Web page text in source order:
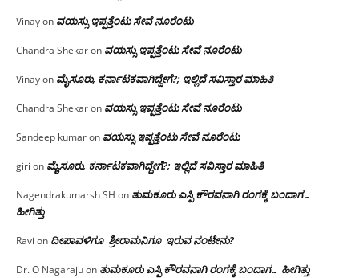
Vinayon ವಯಸ್ಸು ಇಪ್ಪತ್ತೆಂಟು ಸೇವೆ ನೂರೆಂಟು
Chandra Shekaron ವಯಸ್ಸು ಇಪ್ಪತ್ತೆಂಟು ಸೇವೆ ನೂರೆಂಟು
Vinayon ಮೈಸೂರು, ಕರ್ನಾಟಕವಾಗಿದ್ದೇಗೆ?; ಇಲ್ಲಿದೆ ಸವಿಸ್ತಾರ ಮಾಹಿತಿ
Chandra Shekaron ವಯಸ್ಸು ಇಪ್ಪತ್ತೆಂಟು ಸೇವೆ ನೂರೆಂಟು
Sandeep kumaron ವಯಸ್ಸು ಇಪ್ಪತ್ತೆಂಟು ಸೇವೆ ನೂರೆಂಟು
giri on ಮೈಸೂರು, ಕರ್ನಾಟಕವಾಗಿದ್ದೇಗೆ?; ಇಲ್ಲಿದೆ ಸವಿಸ್ತಾರ ಮಾಹಿತಿ
Nagendrakumarsh SH on ತುಮಕೂರು ಎಸ್ಪಿ ಕೌರವನಾಗಿ ರಂಗಕ್ಕೆ ಬಂದಾಗ…
ಹೀಗಿತ್ತು
Ravi on ದೀಪಾವಳಿಗೂ ಶ್ರೀರಾಮನಿಗೂ ಇರುವ ನಂಟೇನು?
Dr. O Nagarajuon ತುಮಕೂರು ಎಸ್ಪಿ ಕೌರವನಾಗಿ ರಂಗಕ್ಕೆ ಬಂದಾಗ… ಹೀಗಿತ್ತು